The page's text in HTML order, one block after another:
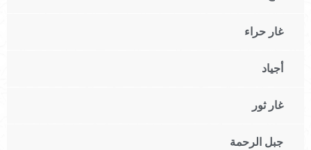
غار حراء
أجياد
غار ثور
جبل الرحمة